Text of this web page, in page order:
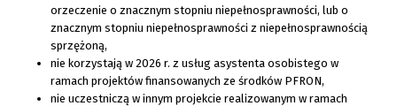
orzeczenie o znacznym stopniu niepełnosprawności, lub o
znacznym stopniu niepełnosprawności z niepełnosprawnością
sprzężoną,
nie korzystają w 2026 r. z usług asystenta osobistego w
ramach projektów finansowanych ze środków PFRON,
nie uczestniczą w innym projekcie realizowanym w ramach